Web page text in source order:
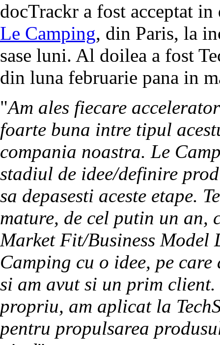
docTrackr a fost acceptat
Le Camping, din Paris, la
sase luni. Al doilea a fost
din luna februarie pana in
"Am ales fiecare
foarte buna intre tipul
compania noastra. Le
stadiul de idee/definire
sa depasesti aceste etape.
mature, de cel putin un an,
Market Fit/Business
Camping cu o idee, pe
si am avut si un prim
propriu, am aplicat la
pentru propulsarea